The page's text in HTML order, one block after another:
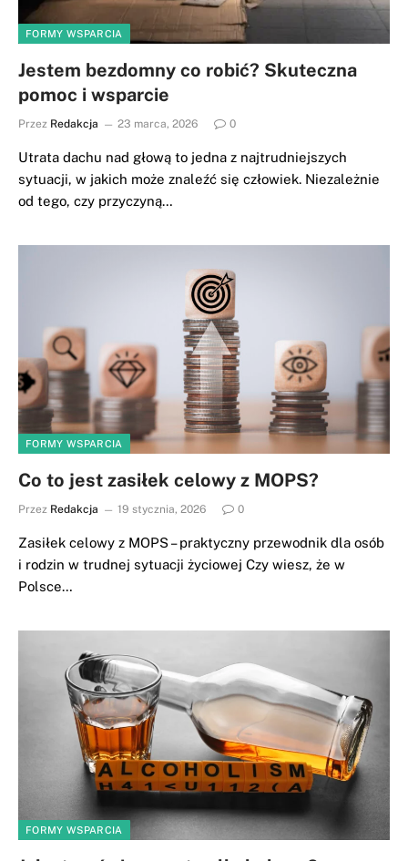
FORMY WSPARCIA
Jestem bezdomny co robić? Skuteczna
pomoc i wsparcie
Przez Redakcja 23 marca, 2026 0
Utrata dachu nad głową to jedna z najtrudniejszych
sytuacji, w jakich może znaleźć się człowiek. Niezależnie
od tego, czy przyczyną…
FORMY WSPARCIA
Co to jest zasiłek celowy z MOPS?
Przez Redakcja 19 stycznia, 2026 0
Zasiłek celowy z MOPS – praktyczny przewodnik dla osób
i rodzin w trudnej sytuacji życiowej Czy wiesz, że w
Polsce…
FORMY WSPARCIA